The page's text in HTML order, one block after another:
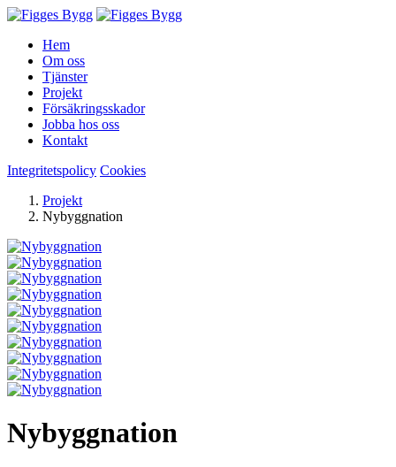
Hem
Om oss
Tjänster
Projekt
Försäkringsskador
Jobba hos oss
Kontakt
Integritetspolicy Cookies
Projekt
Nybyggnation
Nybyggnation